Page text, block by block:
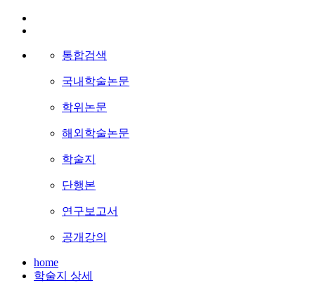
통합검색
국내학술논문
학위논문
해외학술논문
학술지
단행본
연구보고서
공개강의
home
학술지 상세